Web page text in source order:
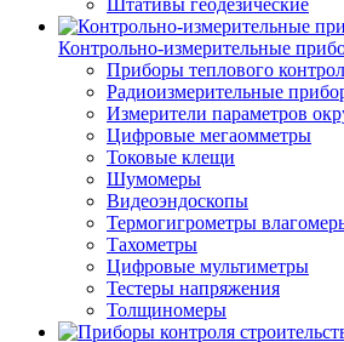
Штативы геодезические
Контрольно-измерительные
Приборы теплового
Радиоизмерительные
Измерители параметров
Цифровые мегаомметры
Токовые клещи
Шумомеры
Видеоэндоскопы
Термогигрометры
Тахометры
Цифровые мультиметры
Тестеры напряжения
Толщиномеры